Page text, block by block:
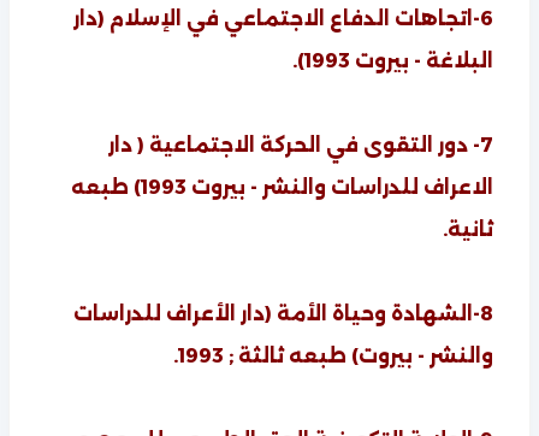
6-اتجاهات الدفاع الاجتماعي في الإسلام (دار
البلاغة - بيروت 1993).
7- دور التقوى في الحركة الاجتماعية ( دار
الاعراف للدراسات والنشر - بيروت 1993) طبعه
ثانية.
8-الشهادة وحياة الأمة (دار الأعراف للدراسات
والنشر - بيروت) طبعه ثالثة ; 1993.